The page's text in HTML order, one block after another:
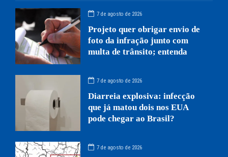
7 de agosto de 2026
Projeto quer obrigar envio de
foto da infração junto com
multa de trânsito; entenda
7 de agosto de 2026
Diarreia explosiva: infecção
que já matou dois nos EUA
pode chegar ao Brasil?
7 de agosto de 2026